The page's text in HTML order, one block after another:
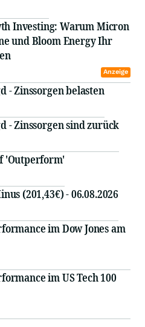
Investing: Warum Micron
und Bloom Energy Ihr
Anzeige
- Zinssorgen belasten
- Zinssorgen sind zurück
'Outperform'
(201,43€) - 06.08.2026
im Dow Jones am
im US Tech 100